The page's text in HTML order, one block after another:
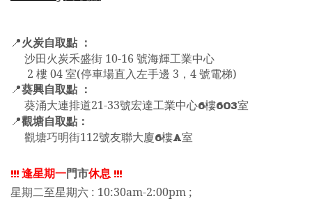
📍火炭自取點 ：
沙田火炭禾盛街 10-16 號海輝工業中心
2 樓 04 室(停車場直入左手邊 3，4 號電梯)
📍葵興自取點 ：
葵涌大連排道21-33號宏達工業中心6樓603室
📍觀塘自取點：
觀塘巧明街112號友聯大廈6樓A室
!!!逢星期一門市休息 !!!
星期二至星期六 : 10:30am-2:00pm ;